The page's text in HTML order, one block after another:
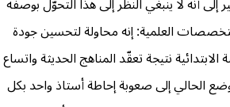
العلمية: إنه محاولة لتحسين جودة
نتيجة تعقّد المناهج الحديثة واتساع
الحالي إلى صعوبة إحاطة أستاذ واحد بكل